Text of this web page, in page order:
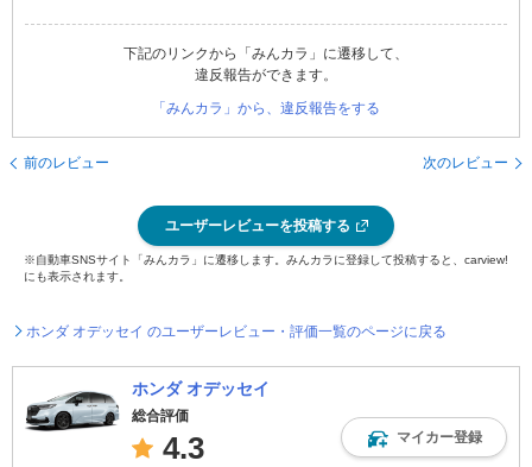
下記のリンクから「みんカラ」に遷移して、
違反報告ができます。
「みんカラ」から、違反報告をする
前のレビュー 次のレビュー
ユーザーレビューを投稿する
※自動車SNSサイト「みんカラ」に遷移します。みんカラに登録して投稿すると、carview!
にも表示されます。
ホンダ オデッセイ のユーザーレビュー・評価一覧のページに戻る
ホンダ オデッセイ
総合評価
4.3 マイカー登録